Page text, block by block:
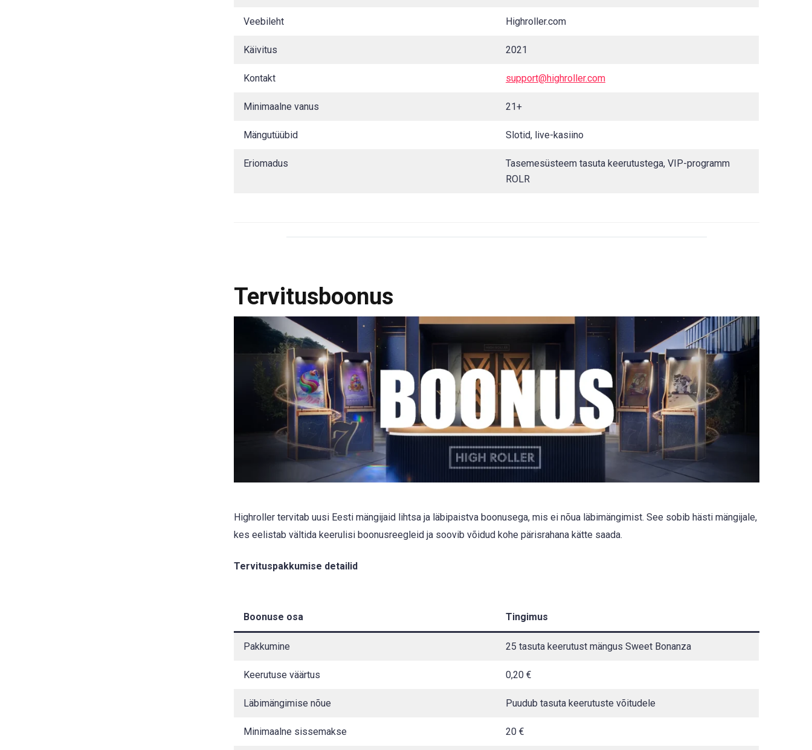
Veebileht Highroller.com
Käivitus 2021
Kontakt support@highroller.com
Minimaalne vanus 21+
Mängutüübid Slotid, live-kasiino
Eriomadus
Tasemesüsteem tasuta keerutustega, VIP-programm
ROLR
Tervitusboonus
Highroller tervitab uusi Eesti mängijaid lihtsa ja läbipaistva boonusega, mis ei nõua läbimängimist. See sobib hästi mängijale,
kes eelistab vältida keerulisi boonusreegleid ja soovib võidud kohe pärisrahana kätte saada.
Tervituspakkumise detailid
Boonuse osa Tingimus
Pakkumine 25 tasuta keerutust mängus Sweet Bonanza
Keerutuse väärtus 0,20 €
Läbimängimise nõue Puudub tasuta keerutuste võitudele
Minimaalne sissemakse 20 €